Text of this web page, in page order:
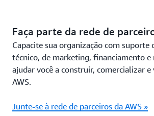
Faça parte da rede de
Capacite sua organização com suporte
técnico, de marketing, financiamento e
ajudar você a construir, comercializar e
AWS.
Junte-se à rede de parceiros da AWS »